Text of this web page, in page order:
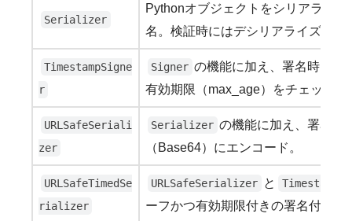
Serializer
Pythonオブジェクトをシリアライ
名。検証時にはデシリアライズも行
TimestampSigne
r
Signer の機能に加え、署名時にタ
有効期限（max_age）をチェック。
URLSafeSeriali
zer
Serializer の機能に加え、署名さ
（Base64）にエンコード。
URLSafeTimedSe
rializer
URLSafeSerializer と
ーフかつ有効期限付きの署名付き